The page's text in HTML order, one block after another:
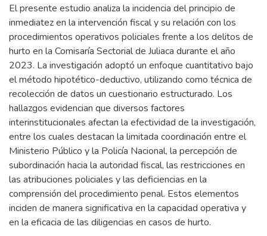
El presente estudio analiza la incidencia del principio de
inmediatez en la intervención fiscal y su relación con los
procedimientos operativos policiales frente a los delitos de
hurto en la Comisaría Sectorial de Juliaca durante el año
2023. La investigación adoptó un enfoque cuantitativo bajo
el método hipotético-deductivo, utilizando como técnica de
recolección de datos un cuestionario estructurado. Los
hallazgos evidencian que diversos factores
interinstitucionales afectan la efectividad de la investigación,
entre los cuales destacan la limitada coordinación entre el
Ministerio Público y la Policía Nacional, la percepción de
subordinación hacia la autoridad fiscal, las restricciones en
las atribuciones policiales y las deficiencias en la
comprensión del procedimiento penal. Estos elementos
inciden de manera significativa en la capacidad operativa y
en la eficacia de las diligencias en casos de hurto.